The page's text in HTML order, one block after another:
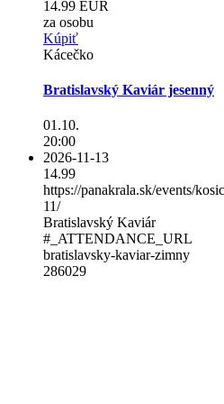
14.99 EUR
za osobu
Kúpiť
Kácečko
Bratislavský Kaviár jesenný
01.10.
20:00
2026-11-13
14.99
https://panakrala.sk/events/
11/
Bratislavský Kaviár
#_ATTENDANCE_URL
bratislavsky-kaviar-zimny
286029